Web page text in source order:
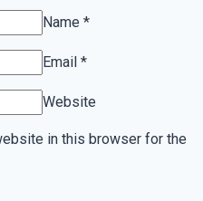
Name *
Email *
Website
in this browser for the